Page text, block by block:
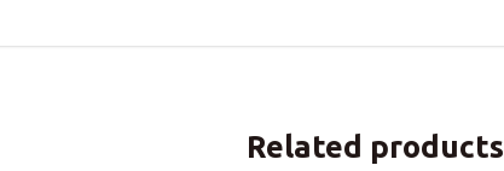
Related products